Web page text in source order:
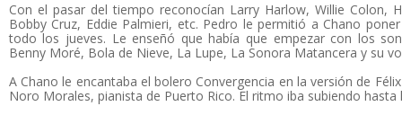
Con el pasar del tiempo reconocían Larry Harlow, Willie Colon,
Bobby Cruz, Eddie Palmieri, etc. Pedro le permitió a Chano
todo los jueves. Le enseñó que había que empezar con los
Benny Moré, Bola de Nieve, La Lupe, La Sonora Matancera y su
A Chano le encantaba el bolero Convergencia en la versión de
Noro Morales, pianista de Puerto Rico. El ritmo iba subiendo